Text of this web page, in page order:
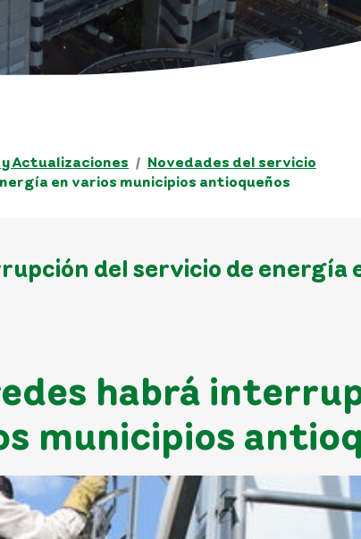
Actualizaciones
Novedades del servicio
en varios municipios antioqueños
del servicio de energía
habrá
municipios